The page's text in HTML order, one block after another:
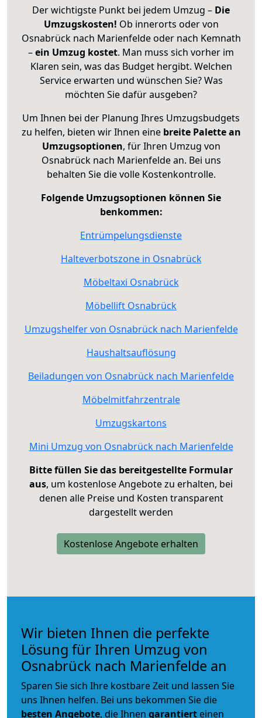
Der wichtigste Punkt bei jedem Umzug – Die
Umzugskosten! Ob innerorts oder von
Osnabrück nach Marienfelde oder nach Kemnath
–ein Umzug kostet. Man muss sich vorher im
Klaren sein, was das Budget hergibt. Welchen
Service erwarten und wünschen Sie? Was
möchten Sie dafür ausgeben?
Um Ihnen bei der Planung Ihres Umzugsbudgets
zu helfen, bieten wir Ihnen eine breite Palette an
Umzugsoptionen, für Ihren Umzug von
Osnabrück nach Marienfelde an. Bei uns
behalten Sie die volle Kostenkontrolle.
Folgende Umzugsoptionen können Sie
benkommen:
Entrümpelungsdienste
Halteverbotszone in Osnabrück
Möbeltaxi Osnabrück
Möbellift Osnabrück
Umzugshelfer von Osnabrück nach Marienfelde
Haushaltsauflösung
Beiladungen von Osnabrück nach Marienfelde
Möbelmitfahrzentrale
Umzugskartons
Mini Umzug von Osnabrück nach Marienfelde
Bitte füllen Sie das bereitgestellte Formular
aus, um kostenlose Angebote zu erhalten, bei
denen alle Preise und Kosten transparent
dargestellt werden
Kostenlose Angebote erhalten
Wir bieten Ihnen die perfekte
Lösung für Ihren Umzug von
Osnabrück nach Marienfelde an
Sparen Sie sich Ihre kostbare Zeit und lassen Sie
uns Ihnen helfen. Bei uns bekommen Sie die
besten Angebote, die Ihnen garantiert einen